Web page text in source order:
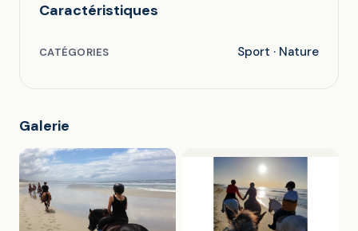
Caractéristiques
CATÉGORIES Sport · Nature
Galerie